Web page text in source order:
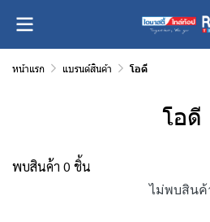
หน้าแรก แบรนด์สินค้า โอดี
โอดี
พบสินค้า 0 ชิ้น
ไม่พบสินค้